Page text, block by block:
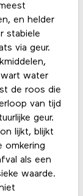
en helder
stabiele
via geur.
water
de roos die
van tijd
geur.
lijkt, blijkt
omkering
als een
waarde.